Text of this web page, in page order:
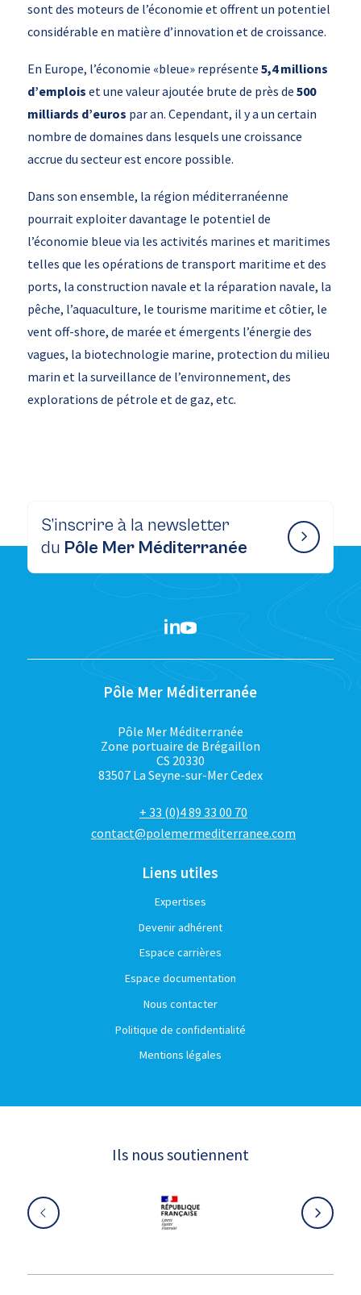
sont des moteurs de l’économie et offrent un potentiel
considérable en matière d’innovation et de croissance.
En Europe, l’économie «bleue» représente 5,4 millions
d’emplois et une valeur ajoutée brute de près de 500
milliards d’euros par an. Cependant, il y a un certain
nombre de domaines dans lesquels une croissance
accrue du secteur est encore possible.
Dans son ensemble, la région méditerranéenne
pourrait exploiter davantage le potentiel de
l’économie bleue via les activités marines et maritimes
telles que les opérations de transport maritime et des
ports, la construction navale et la réparation navale, la
pêche, l’aquaculture, le tourisme maritime et côtier, le
vent off-shore, de marée et émergents l’énergie des
vagues, la biotechnologie marine, protection du milieu
marin et la surveillance de l’environnement, des
explorations de pétrole et de gaz, etc.
S’inscrire à la newsletter
du Pôle Mer Méditerranée
Pôle Mer Méditerranée
Pôle Mer Méditerranée
Zone portuaire de Brégaillon
CS 20330
83507 La Seyne-sur-Mer Cedex
+ 33 (0)4 89 33 00 70
contact@polemermediterranee.com
Liens utiles
Expertises
Devenir adhérent
Espace carrières
Espace documentation
Nous contacter
Politique de confidentialité
Mentions légales
Ils nous soutiennent